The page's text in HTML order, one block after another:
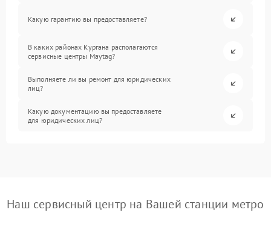
Какую гарантию вы предоставляете?
В каких районах Кургана располагаются
сервисные центры Maytag?
Выполняете ли вы ремонт для юридических
лиц?
Какую документацию вы предоставляете
для юридических лиц?
Наш сервисный центр на Вашей станции метро